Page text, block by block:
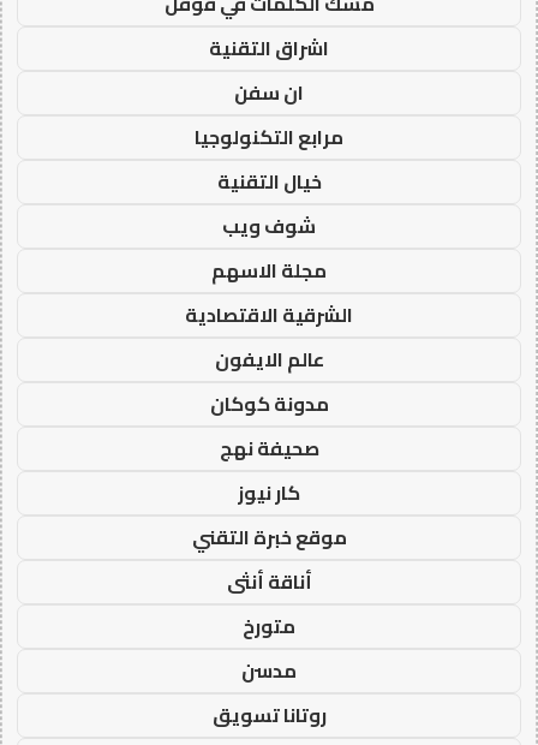
اشراق التقنية
ان سفن
مرابع التكنولوجيا
خيال التقنية
شوف ويب
مجلة الاسهم
الشرقية الاقتصادية
عالم الايفون
مدونة كوكان
صحيفة نهج
كار نيوز
موقع خبرة التقني
أناقة أنثى
متورخ
مدسن
روتانا تسويق